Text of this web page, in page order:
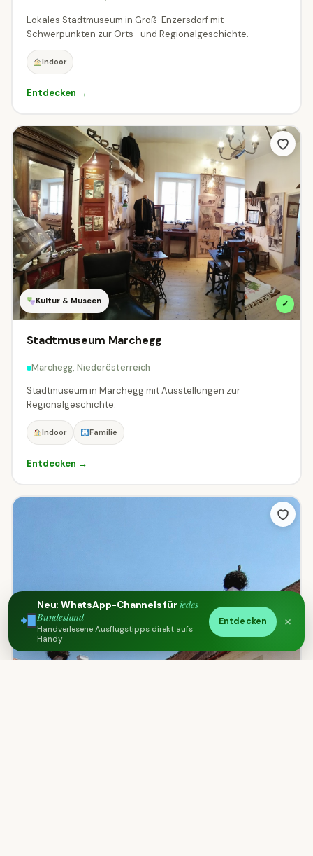
Lokales Stadtmuseum in Groß-Enzersdorf mit
Schwerpunkten zur Orts- und Regionalgeschichte.
Indoor
Entdecken →
Kultur & Museen ✓
Stadtmuseum Marchegg
Marchegg, Niederösterreich
Stadtmuseum in Marchegg mit Ausstellungen zur
Regionalgeschichte.
Indoor Familie
Entdecken →
Neu: WhatsApp-Channels fürjedes
Bundesland
Handverlesene Ausflugstipps direkt aufs
Handy
Entdecken ×